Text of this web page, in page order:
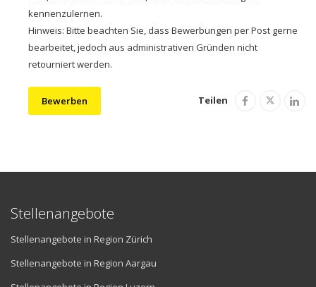
kennenzulernen.
Hinweis: Bitte beachten Sie, dass Bewerbungen per Post gerne
bearbeitet, jedoch aus administrativen Gründen nicht
retourniert werden.
Bewerben Teilen
Stellenangebote
Stellenangebote in Region Zürich
Stellenangebote in Region Aargau